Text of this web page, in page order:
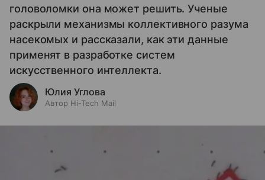
головоломки она может решить. Ученые
раскрыли механизмы коллективного разума
насекомых и рассказали, как эти данные
применят в разработке систем
искусственного интеллекта.
Юлия Углова
Автор Hi-Tech Mail